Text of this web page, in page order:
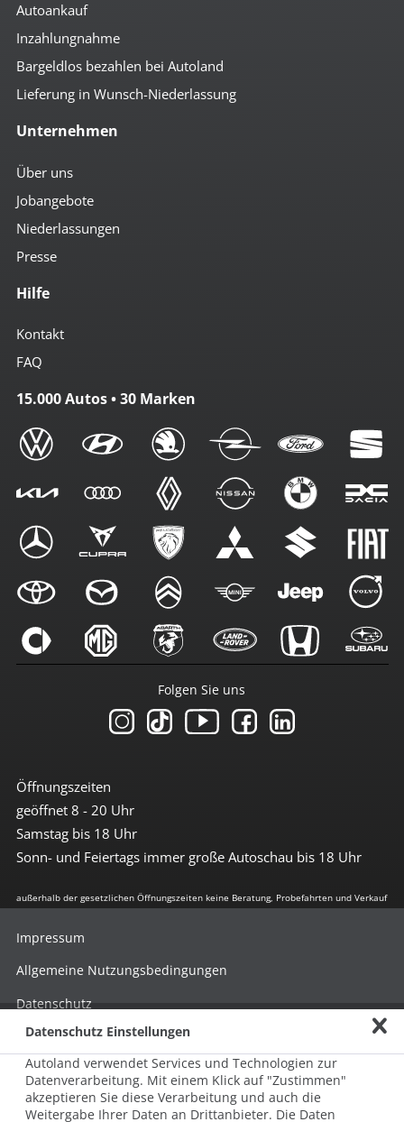
Autoankauf
Inzahlungnahme
Bargeldlos bezahlen bei Autoland
Lieferung in Wunsch-Niederlassung
Unternehmen
Über uns
Jobangebote
Niederlassungen
Presse
Hilfe
Kontakt
FAQ
15.000 Autos • 30 Marken
Öffnungszeiten
geöffnet 8 - 20 Uhr
Samstag bis 18 Uhr
Sonn- und Feiertags immer große Autoschau bis 18 Uhr
Folgen Sie uns
außerhalb der gesetzlichen Öffnungszeiten keine Beratung, Probefahrten und Verkauf
Impressum
Allgemeine Nutzungsbedingungen
Datenschutz
Hinweisgebersystem nach HinSchG
Beschwerde nach LkSG
Grundsatzerklärung zum LkSG
Datenschutz Einstellungen
Autoland verwendet Services und Technologien zur
Datenverarbeitung. Mit einem Klick auf "Zustimmen"
akzeptieren Sie diese Verarbeitung und auch die
Weitergabe Ihrer Daten an Drittanbieter. Die Daten